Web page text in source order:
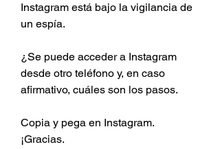
Instagram está bajo la vigilancia de
un espía.
¿Se puede acceder a Instagram
desde otro teléfono y, en caso
afirmativo, cuáles son los pasos.
Copia y pega en Instagram.
¡Gracias.